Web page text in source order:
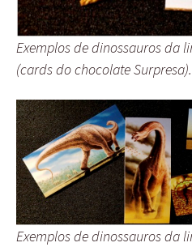
Exemplos de dinossauros da
(cards do chocolate Surpresa).
Exemplos de dinossauros da